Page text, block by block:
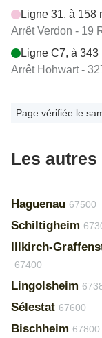
Ligne 31, à 158
Arrêt Verdon - 19
Ligne C7, à 343
Arrêt Hohwart -
Page vérifiée le
Les
Haguenau 67500
Schiltigheim
Illkirch-
67400
Lingolsheim
Sélestat 67600
Bischheim 67800